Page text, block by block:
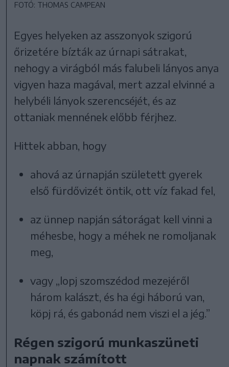
FOTÓ: THOMAS CAMPEAN
Egyes helyeken az asszonyok szigorú
őrizetére bízták az úrnapi sátrakat,
nehogy a virágból más falubeli lányos anya
vigyen haza magával, mert azzal elvinné a
helybéli lányok szerencséjét, és az
ottaniak mennének előbb férjhez.
Hittek abban, hogy
ahová az úrnapján született gyerek
első fürdővizét öntik, ott víz fakad fel,
az ünnep napján sátorágat kell vinni a
méhesbe, hogy a méhek ne romoljanak
meg,
vagy „lopj szomszédod mezejéről
három kalászt, és ha égi háború van,
köpj rá, és gabonád nem viszi el a jég.”
Régen szigorú munkaszüneti
napnak számított